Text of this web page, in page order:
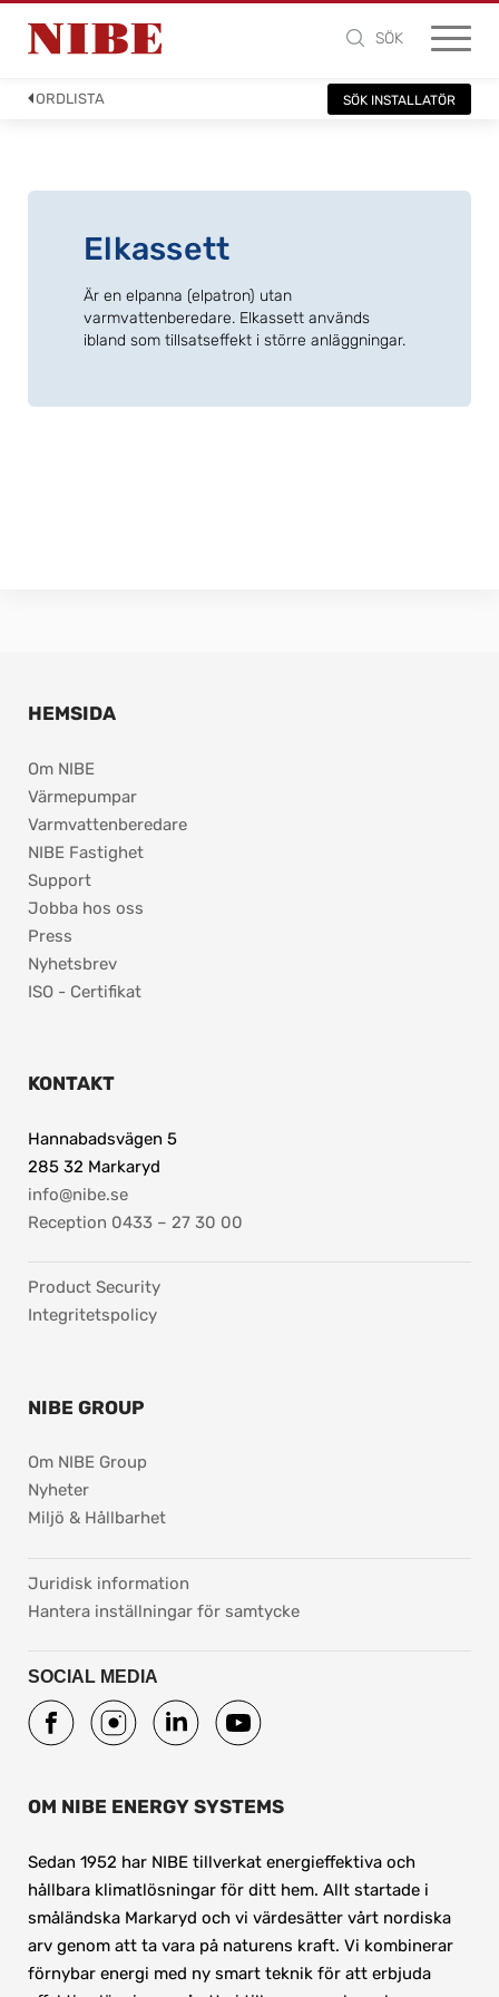
SÖK
ORDLISTA SÖK INSTALLATÖR
Elkassett
Är en elpanna (elpatron) utan
varmvattenberedare. Elkassett används
ibland som tillsatseffekt i större anläggningar.
OM NIBE ENERGY SYSTEMS
Sedan 1952 har NIBE tillverkat energieffektiva och
hållbara klimatlösningar för ditt hem. Allt startade i
småländska Markaryd och vi värdesätter vårt nordiska
arv genom att ta vara på naturens kraft. Vi kombinerar
förnybar energi med ny smart teknik för att erbjuda
HEMSIDA
Om NIBE
Värmepumpar
Varmvattenberedare
NIBE Fastighet
Support
Jobba hos oss
Press
Nyhetsbrev
ISO - Certifikat
KONTAKT
Hannabadsvägen 5
285 32 Markaryd
info@nibe.se
Reception 0433 – 27 30 00
Product Security
Integritetspolicy
NIBE GROUP
Om NIBE Group
Nyheter
Miljö & Hållbarhet
Juridisk information
Hantera inställningar för samtycke
SOCIAL MEDIA